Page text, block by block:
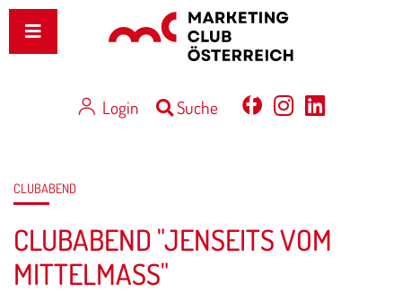
Login Suche
CLUBABEND
CLUBABEND "JENSEITS VOM
MITTELMASS"